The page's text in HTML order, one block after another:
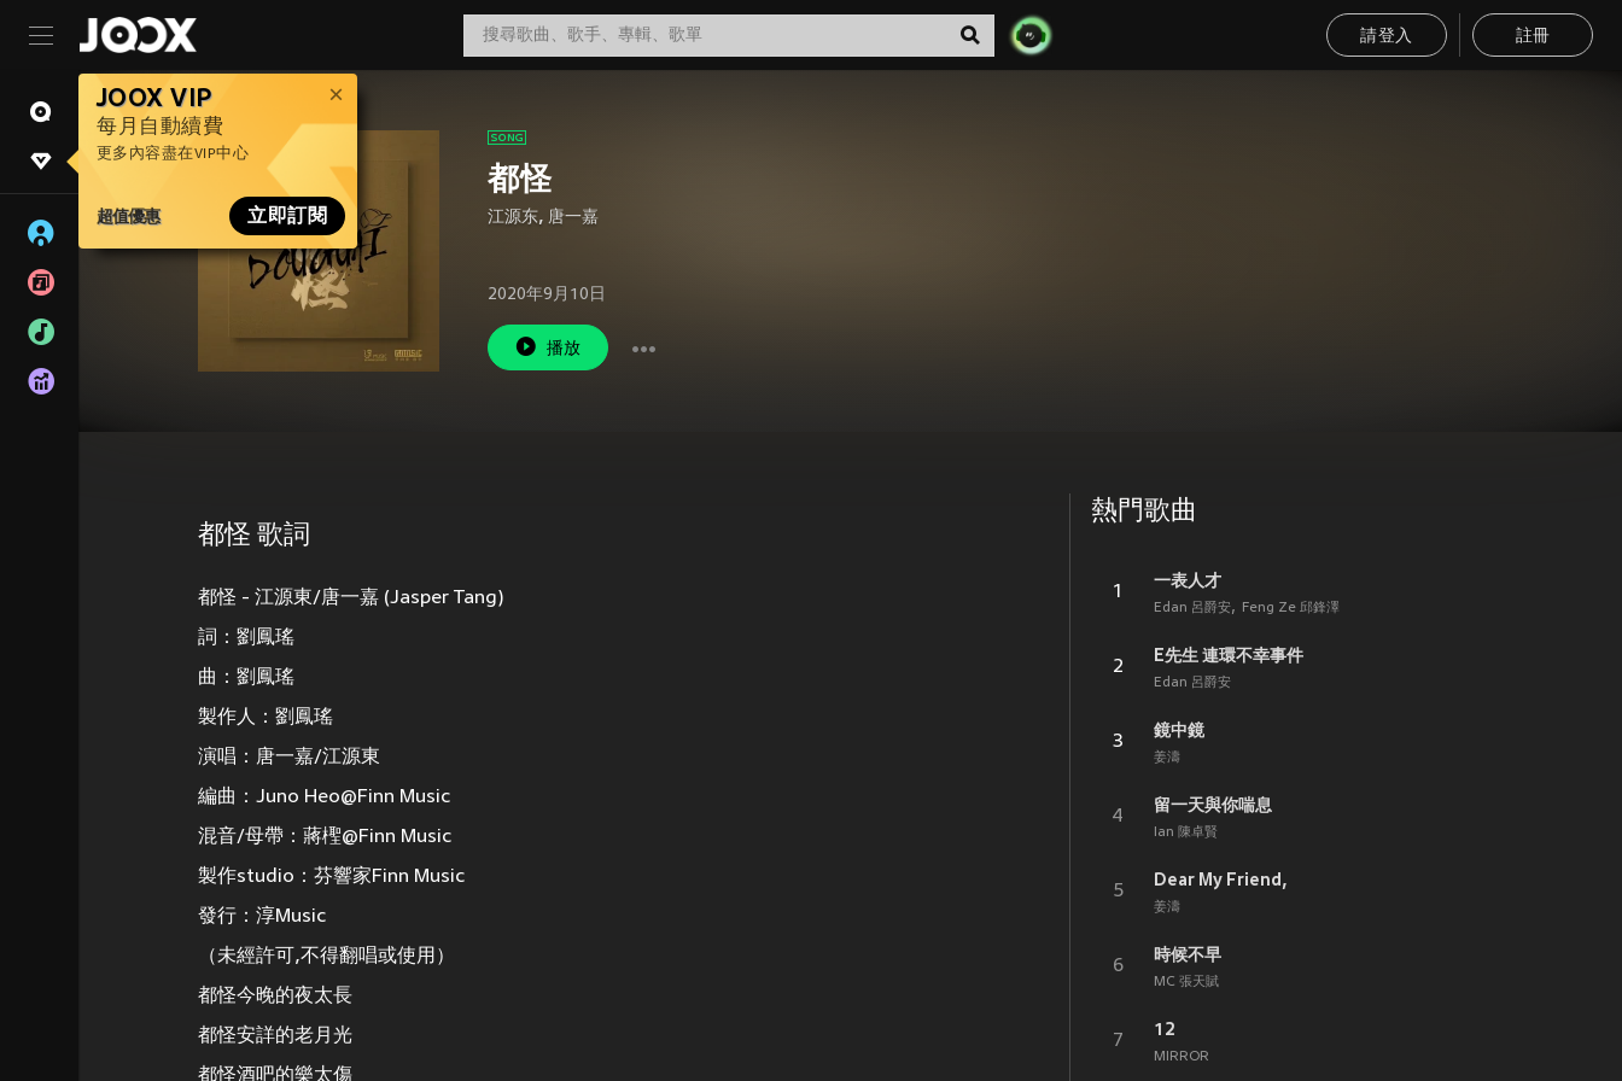
請登入 註冊
JOOX VIP
每月自動續費
更多內容盡在VIP中心
超值優惠 立即訂閱
都怪
江源东, 唐一嘉
2020年9月10日
播放
都怪 歌詞
都怪 - 江源東/唐一嘉 (Jasper Tang)
詞：劉鳳瑤
曲：劉鳳瑤
製作人：劉鳳瑤
演唱：唐一嘉/江源東
編曲：Juno Heo@Finn Music
混音/母帶：蔣檉@Finn Music
製作studio：芬響家Finn Music
發行：淳Music
（未經許可,不得翻唱或使用）
都怪今晚的夜太長
都怪安詳的老月光
都怪酒吧的樂太傷
熱門歌曲
1
一表人才
Edan 呂爵安 Feng Ze 邱鋒澤
2
E先生 連環不幸事件
Edan 呂爵安
3
鏡中鏡
姜濤
4
留一天與你喘息
Ian 陳卓賢
5
Dear My Friend,
姜濤
6
時候不早
MC 張天賦
7
12
MIRROR